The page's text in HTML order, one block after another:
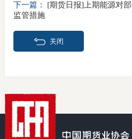
下一篇：
[期货日报]上期能源对
监管措施
关闭